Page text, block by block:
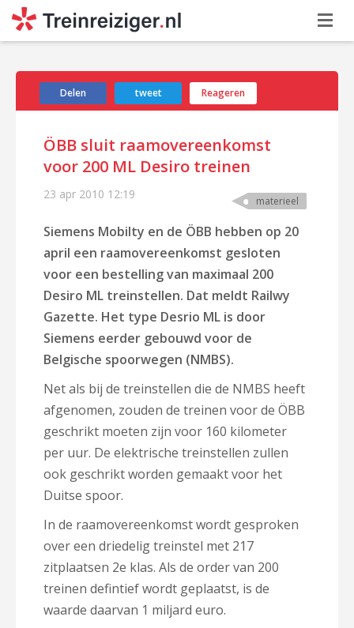
Delen tweet Reageren
ÖBB sluit raamovereenkomst
voor 200 ML Desiro treinen
23 apr 2010 12:19 materieel
Siemens Mobilty en de ÖBB hebben op 20
april een raamovereenkomst gesloten
voor een bestelling van maximaal 200
Desiro ML treinstellen. Dat meldt Railwy
Gazette. Het type Desrio ML is door
Siemens eerder gebouwd voor de
Belgische spoorwegen (NMBS).
Net als bij de treinstellen die de NMBS heeft
afgenomen, zouden de treinen voor de ÖBB
geschrikt moeten zijn voor 160 kilometer
per uur. De elektrische treinstellen zullen
ook geschrikt worden gemaakt voor het
Duitse spoor.
In de raamovereenkomst wordt gesproken
over een driedelig treinstel met 217
zitplaatsen 2e klas. Als de order van 200
treinen defintief wordt geplaatst, is de
waarde daarvan 1 miljard euro.